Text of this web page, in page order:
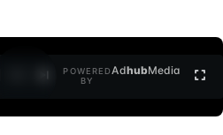
POWERED
BY
AdhubMedia